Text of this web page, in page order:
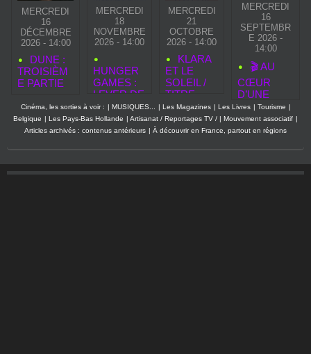
MERCREDI
16
DÉCEMBRE
2026 - 14:00
DUNE :
TROISIÈM
E PARTIE
MERCREDI
18
NOVEMBRE
2026 - 14:00
HUNGER
GAMES :
LEVER DE
SOLEIL
SUR LA
MOISSON
QUARTER
QUELL
S’ANNON
MERCREDI
21
OCTOBRE
2026 - 14:00
KLARA
ET LE
SOLEIL /
TITRE
ORIGINAL
: KLARA
AND THE
MERCREDI
16
SEPTEMBR
E 2026 -
14:00
🎬 AU
CŒUR
D’UNE
RESTAURA
TION : UN
DOCUMEN
ÉVÉNEME
NT POUR
LA
Cinéma, les sorties à voir : MUSIQUES... Les Magazines Les Livres Tourisme
Belgique
Les Pays-Bas Hollande Artisanat / Reportages TV / Mouvement associatif
Articles archivés : contenus antérieurs
À découvrir en France, partout en régions